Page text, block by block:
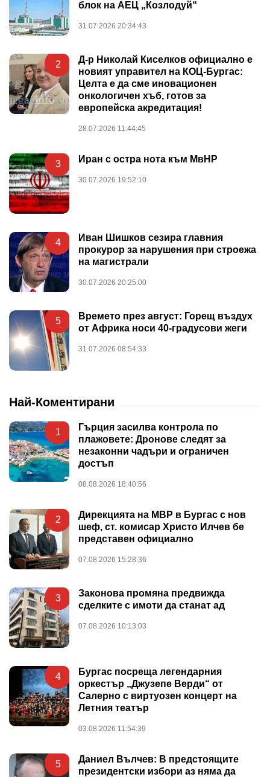
блок на АЕЦ „Козлодуй“
31.07.2026 20:34:43
2
Д-р Николай Киселков официално е
новият управител на КОЦ-Бургас:
Целта е да сме иновационен
онкологичен хъб, готов за
европейска акредитация!
28.07.2026 11:44:45
3 Иран с остра нота към МвНР
30.07.2026 19:52:10
4
Иван Шишков сезира главния
прокурор за нарушения при строежа
на магистрали
30.07.2026 20:25:00
5
Времето през август: Горещ въздух
от Африка носи 40-градусови жеги
31.07.2026 08:54:33
Най-Коментирани
1
Гърция засилва контрола по
плажовете: Дронове следят за
незаконни чадъри и ограничен
достъп
08.08.2026 18:40:56
2
Дирекцията на МВР в Бургас с нов
шеф, ст. комисар Христо Илчев бе
представен официално
07.08.2026 15:28:36
3
Законова промяна предвижда
сделките с имоти да станат ад
07.08.2026 10:13:03
4
Бургас посреща легендарния
оркестър „Джузепе Верди“ от
Салерно с виртуозен концерт на
Летния театър
03.08.2026 11:54:39
5
Даниел Вълчев: В предстоящите
президентски избори аз няма да